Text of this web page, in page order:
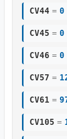
CV44 = 0
CV45 = 0
CV46 = 0
CV57 =
CV61 =
CV105 =